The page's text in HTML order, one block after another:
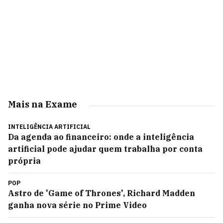
Mais na Exame
INTELIGÊNCIA ARTIFICIAL
Da agenda ao financeiro: onde a inteligência
artificial pode ajudar quem trabalha por conta
própria
POP
Astro de 'Game of Thrones', Richard Madden
ganha nova série no Prime Video